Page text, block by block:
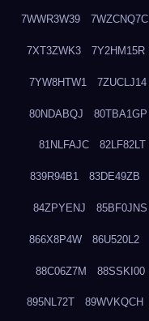
7WWR3W39 7WZCNQ7C
7XT3ZWK3 7Y2HM15R
7YW8HTW1 7ZUCLJ14
80NDABQJ 80TBA1GP
81NLFAJC 82LF82LT
839R94B1 83DE49ZB
84ZPYENJ 85BF0JNS
866X8P4W 86U520L2
88C06Z7M 88SSKI00
895NL72T 89WVKQCH